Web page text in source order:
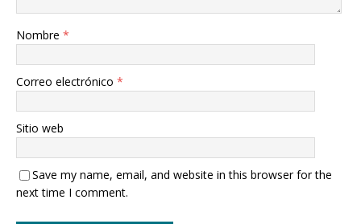
Nombre *
Correo electrónico *
Sitio web
Save my name, email, and website in this browser for the
next time I comment.